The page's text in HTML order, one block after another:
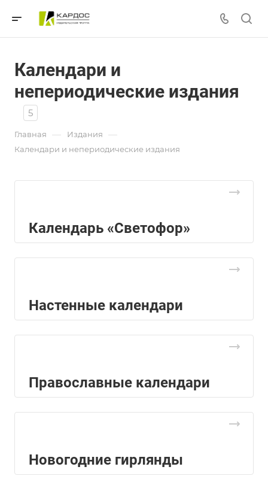
Календари и
непериодические издания
5
Главная — Издания —
Календари и непериодические издания
Календарь «Светофор»
Настенные календари
Православные календари
Новогодние гирлянды